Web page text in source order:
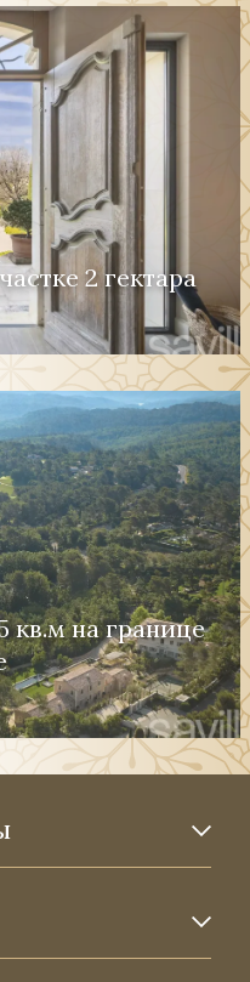
2 гектара
кв.м на границе